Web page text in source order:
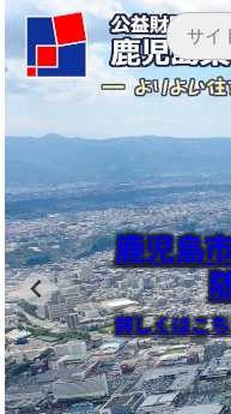
鹿児島
詳しくはこ
嘱託職
員)
詳しくは
正規職
詳しくは